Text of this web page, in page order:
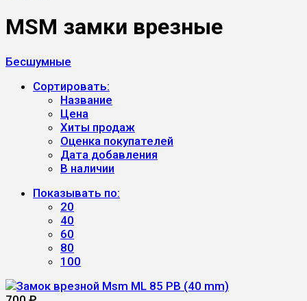
MSM замки врезные
Бесшумные
Сортировать:
Название
Цена
Хиты продаж
Оценка покупателей
Дата добавления
В наличии
Показывать по:
20
40
60
80
100